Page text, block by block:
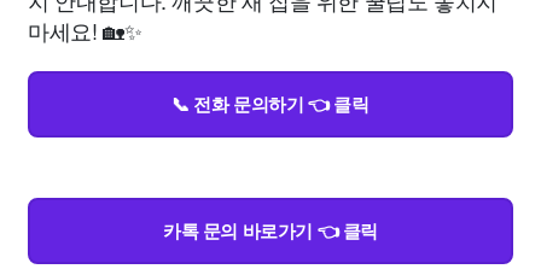
마세요! 🏡✨
📞 전화 문의하기 👈 클릭
카톡 문의 바로가기 👈 클릭